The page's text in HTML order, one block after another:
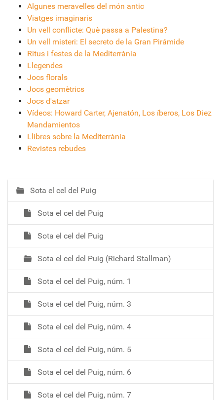
Algunes meravelles del món antic
Viatges imaginaris
Un vell conflicte: Què passa a Palestina?
Un vell misteri: El secreto de la Gran Pirámide
Ritus i festes de la Mediterrània
Llegendes
Jocs florals
Jocs geomètrics
Jocs d'atzar
Vídeos: Howard Carter, Ajenatón, Los íberos, Los Diez
Mandamientos
Llibres sobre la Mediterrània
Revistes rebudes
N
a
e
a
Sota el cel del Puig
Sota el cel del Puig
Sota el cel del Puig
Sota el cel del Puig (Richard Stallman)
Sota el cel del Puig, núm. 1
Sota el cel del Puig, núm. 3
Sota el cel del Puig, núm. 4
Sota el cel del Puig, núm. 5
Sota el cel del Puig, núm. 6
Sota el cel del Puig, núm. 7